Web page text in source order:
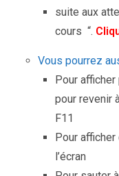
suite aux
cours “.
Vous pourrez
Pour
pour revenir
F11
Pour
l’écran